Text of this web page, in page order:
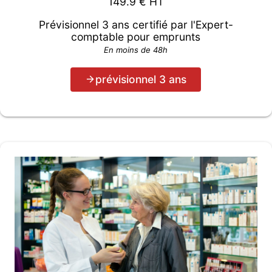
Prévisionnel 3 ans certifié par l'Expert-
comptable pour emprunts
En moins de 48h
prévisionnel 3 ans